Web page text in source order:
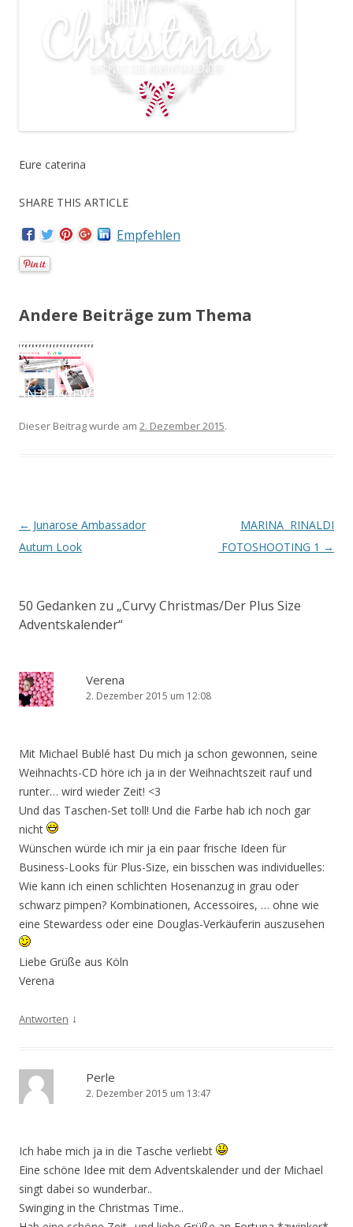
Eure caterina
SHARE THIS ARTICLE
Empfehlen
Andere Beiträge zum Thema
25hours
Hotel
Hamburg
Hafenamt
Dieser Beitrag wurde am 2. Dezember 2015.
Artikel-Navigation
← Junarose Ambassador
Autum Look
MARINA RINALDI
FOTOSHOOTING 1 →
50 Gedanken zu „Curvy Christmas/Der Plus Size
Adventskalender“
Verena
2. Dezember 2015 um 12:08
Mit Michael Bublé hast Du mich ja schon gewonnen, seine
Weihnachts-CD höre ich ja in der Weihnachtszeit rauf und
runter… wird wieder Zeit! <3
Und das Taschen-Set toll! Und die Farbe hab ich noch gar
nicht
Wünschen würde ich mir ja ein paar frische Ideen für
Business-Looks für Plus-Size, ein bisschen was individuelles:
Wie kann ich einen schlichten Hosenanzug in grau oder
schwarz pimpen? Kombinationen, Accessoires, … ohne wie
eine Stewardess oder eine Douglas-Verkäuferin auszusehen
Liebe Grüße aus Köln
Verena
Antworten ↓
Perle
2. Dezember 2015 um 13:47
Ich habe mich ja in die Tasche verliebt
Eine schöne Idee mit dem Adventskalender und der Michael
singt dabei so wunderbar..
Swinging in the Christmas Time..